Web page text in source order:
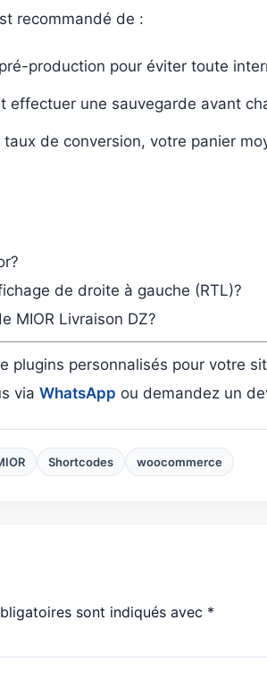
recommandé de :
production pour éviter toute
une sauvegarde avant
de conversion, votre panier
de droite à gauche (RTL)?
MIOR Livraison DZ?
plugins personnalisés pour votre
via WhatsApp ou demandez un
Shortcodes woocommerce
sont indiqués avec *